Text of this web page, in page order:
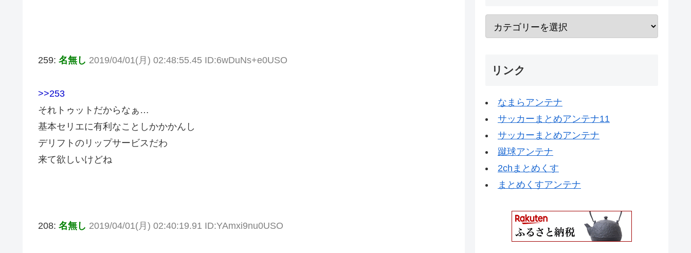
259: 名無し 2019/04/01(月) 02:48:55.45 ID:6wDuNs+e0USO
>>253
それトゥットだからなぁ…
基本セリエに有利なことしかかかんし
デリフトのリップサービスだわ
来て欲しいけどね
208: 名無し 2019/04/01(月) 02:40:19.91 ID:YAmxi9nu0USO
リンク
なまらアンテナ
サッカーまとめアンテナ11
サッカーまとめアンテナ
蹴球アンテナ
2chまとめくす
まとめくすアンテナ